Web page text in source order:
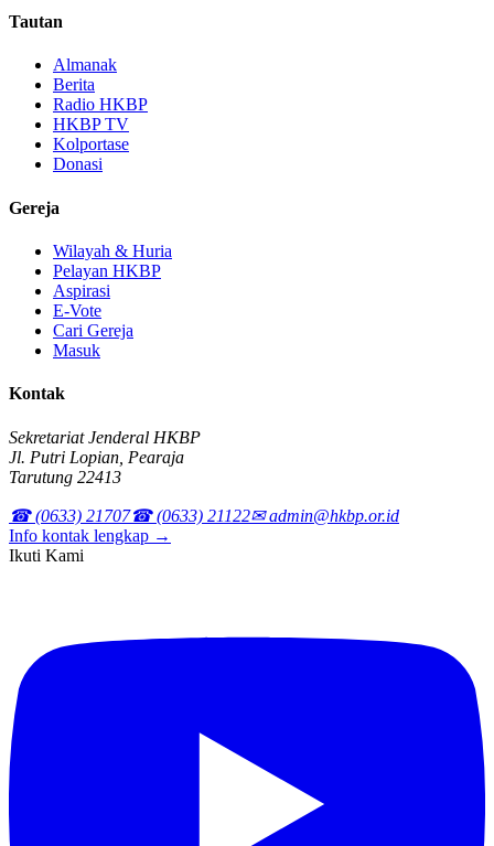
Tautan
Almanak
Berita
Radio HKBP
HKBP TV
Kolportase
Donasi
Gereja
Wilayah & Huria
Pelayan HKBP
Aspirasi
E-Vote
Cari Gereja
Masuk
Kontak
Sekretariat Jenderal HKBP
Jl. Putri Lopian, Pearaja
Tarutung 22413
☎ (0633) 21707☎ (0633) 21122✉ admin@hkbp.or.id
Info kontak lengkap →
Ikuti Kami